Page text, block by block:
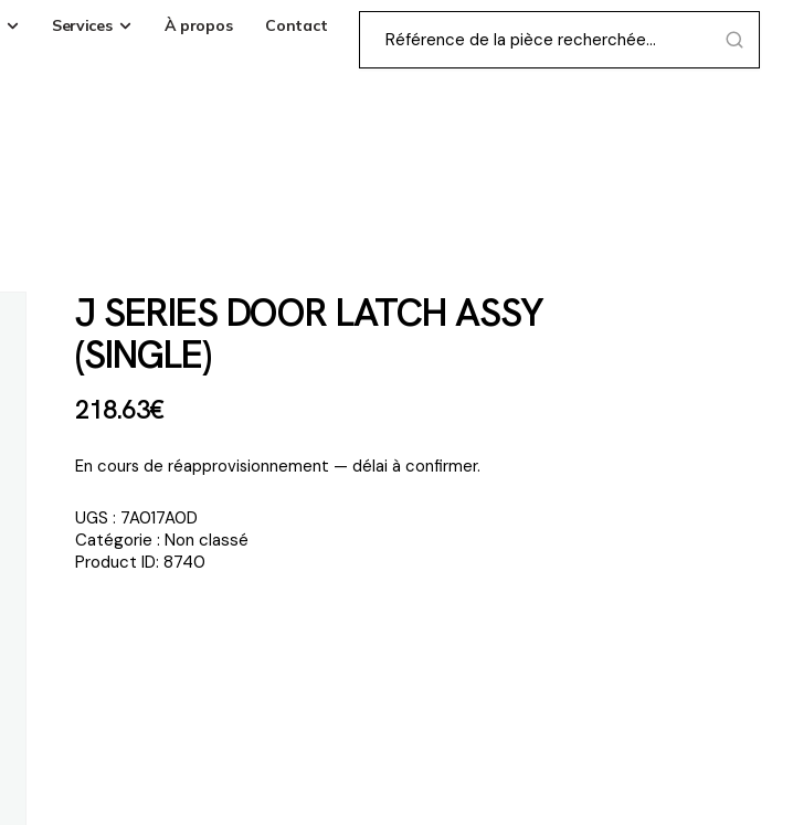
Services À propos Contact
J SERIES DOOR LATCH ASSY
(SINGLE)
218.63€
En cours de réapprovisionnement — délai à confirmer.
UGS : 7A017A0D
Catégorie : Non classé
Product ID: 8740